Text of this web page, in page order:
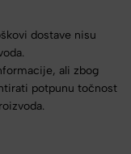
dostave nisu
ali zbog
potpunu točnost